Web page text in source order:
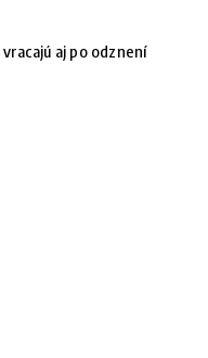
aj po odznení